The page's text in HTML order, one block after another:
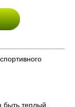
теплый,